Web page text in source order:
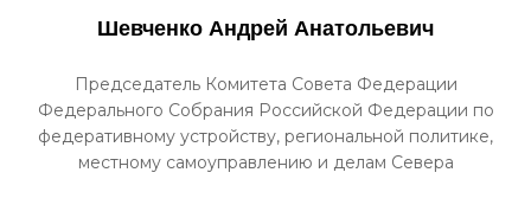
Шевченко Андрей Анатольевич
Председатель Комитета Совета Федерации
Федерального Собрания Российской Федерации по
федеративному устройству, региональной политике,
местному самоуправлению и делам Севера